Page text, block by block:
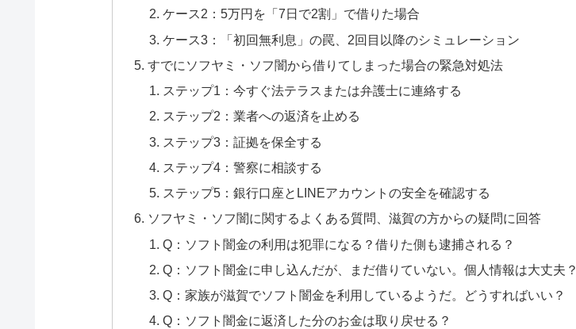
ケース2：5万円を「7日で2割」で借りた場合
ケース3：「初回無利息」の罠、2回目以降のシミュレーション
すでにソフヤミ・ソフ闇から借りてしまった場合の緊急対処法
ステップ1：今すぐ法テラスまたは弁護士に連絡する
ステップ2：業者への返済を止める
ステップ3：証拠を保全する
ステップ4：警察に相談する
ステップ5：銀行口座とLINEアカウントの安全を確認する
ソフヤミ・ソフ闇に関するよくある質問、滋賀の方からの疑問に回答
Q：ソフト闇金の利用は犯罪になる？借りた側も逮捕される？
Q：ソフト闇金に申し込んだが、まだ借りていない。個人情報は大丈夫？
Q：家族が滋賀でソフト闇金を利用しているようだ。どうすればいい？
Q：ソフト闇金に返済した分のお金は取り戻せる？